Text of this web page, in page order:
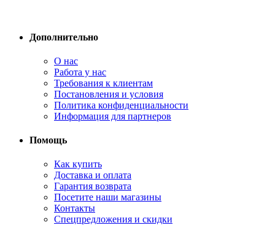
Дополнительно
О нас
Работа у нас
Требования к клиентам
Постановления и условия
Политика конфиденциальности
Информация для партнеров
Помощь
Как купить
Доставка и оплата
Гарантия возврата
Посетите наши магазины
Контакты
Спецпредложения и скидки